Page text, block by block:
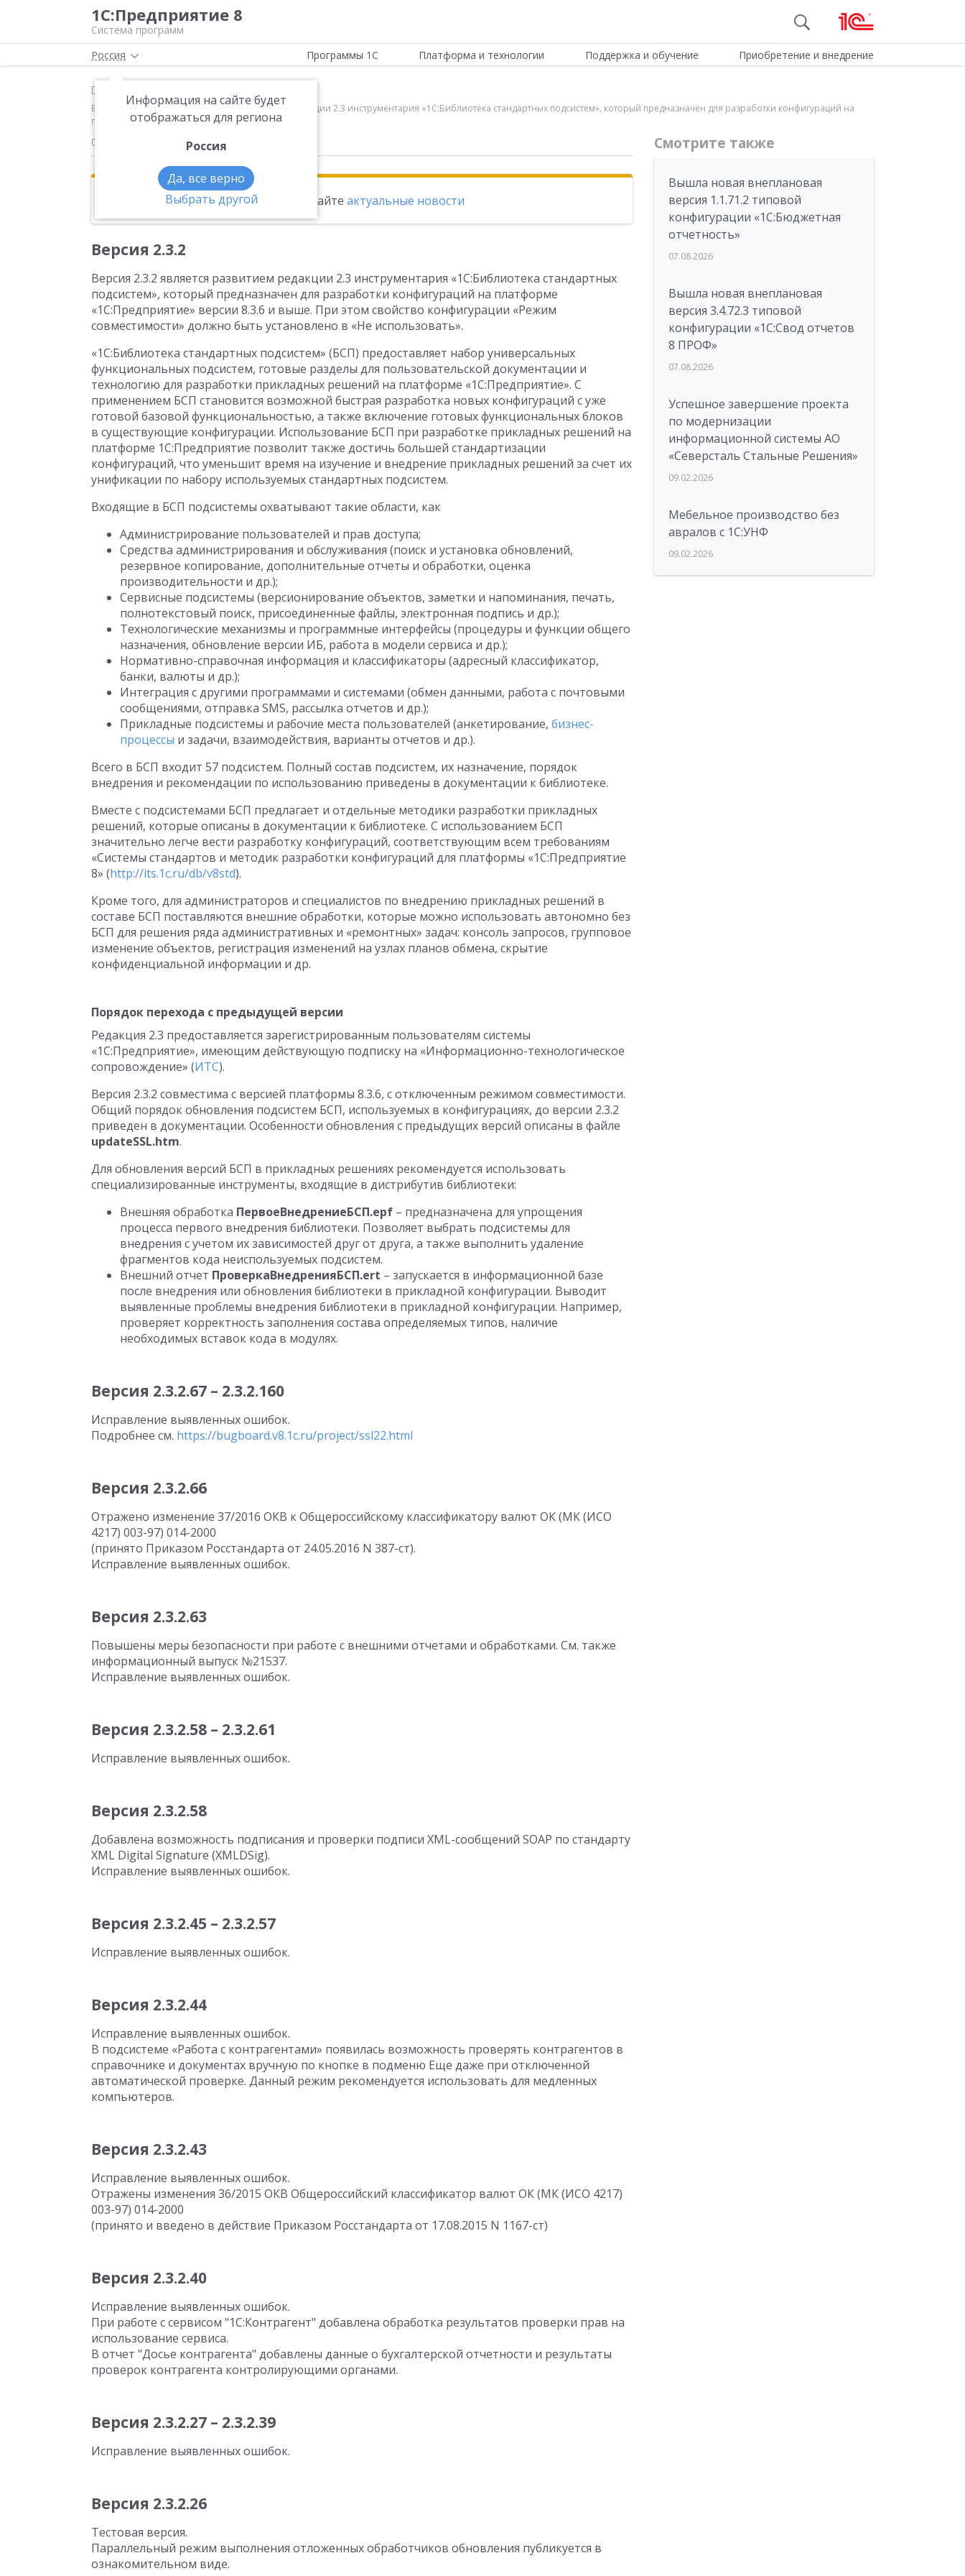
1С:Предприятие 8
Система программ
Россия
Информация на сайте будет
отображаться для региона
Россия
Да, все верно
Выбрать другой
Программы 1С Платформа и технологии Поддержка и обучение Приобретение и внедрение
Главная
Версия 2.3.2 Версия 2.3.2 является развитием редакции 2.3 инструментария «1С:Библиотека стандартных подсистем», который предназначен для разработки конфигураций на
платформе «1С:Предприятие» версии 8.3.6 и выше
02.02.2017
Эта новость находится в архиве. Читайте актуальные новости
Версия 2.3.2
Версия 2.3.2 является развитием редакции 2.3 инструментария «1С:Библиотека стандартных
подсистем», который предназначен для разработки конфигураций на платформе
«1С:Предприятие» версии 8.3.6 и выше. При этом свойство конфигурации «Режим
совместимости» должно быть установлено в «Не использовать».
«1С:Библиотека стандартных подсистем» (БСП) предоставляет набор универсальных
функциональных подсистем, готовые разделы для пользовательской документации и
технологию для разработки прикладных решений на платформе «1С:Предприятие». С
применением БСП становится возможной быстрая разработка новых конфигураций с уже
готовой базовой функциональностью, а также включение готовых функциональных блоков
в существующие конфигурации. Использование БСП при разработке прикладных решений на
платформе 1С:Предприятие позволит также достичь большей стандартизации
конфигураций, что уменьшит время на изучение и внедрение прикладных решений за счет их
унификации по набору используемых стандартных подсистем.
Входящие в БСП подсистемы охватывают такие области, как
Администрирование пользователей и прав доступа;
Средства администрирования и обслуживания (поиск и установка обновлений,
резервное копирование, дополнительные отчеты и обработки, оценка
производительности и др.);
Сервисные подсистемы (версионирование объектов, заметки и напоминания, печать,
полнотекстовый поиск, присоединенные файлы, электронная подпись и др.);
Технологические механизмы и программные интерфейсы (процедуры и функции общего
назначения, обновление версии ИБ, работа в модели сервиса и др.);
Нормативно-справочная информация и классификаторы (адресный классификатор,
банки, валюты и др.);
Интеграция с другими программами и системами (обмен данными, работа с почтовыми
сообщениями, отправка SMS, рассылка отчетов и др.);
Прикладные подсистемы и рабочие места пользователей (анкетирование, бизнес-
процессы и задачи, взаимодействия, варианты отчетов и др.).
Всего в БСП входит 57 подсистем. Полный состав подсистем, их назначение, порядок
внедрения и рекомендации по использованию приведены в документации к библиотеке.
Вместе с подсистемами БСП предлагает и отдельные методики разработки прикладных
решений, которые описаны в документации к библиотеке. С использованием БСП
значительно легче вести разработку конфигураций, соответствующим всем требованиям
«Системы стандартов и методик разработки конфигураций для платформы «1С:Предприятие
8» (http://its.1c.ru/db/v8std).
Кроме того, для администраторов и специалистов по внедрению прикладных решений в
составе БСП поставляются внешние обработки, которые можно использовать автономно без
БСП для решения ряда административных и «ремонтных» задач: консоль запросов, групповое
изменение объектов, регистрация изменений на узлах планов обмена, скрытие
конфиденциальной информации и др.
Порядок перехода с предыдущей версии
Редакция 2.3 предоставляется зарегистрированным пользователям системы
«1С:Предприятие», имеющим действующую подписку на «Информационно-технологическое
сопровождение» (ИТС).
Версия 2.3.2 совместима с версией платформы 8.3.6, с отключенным режимом совместимости.
Общий порядок обновления подсистем БСП, используемых в конфигурациях, до версии 2.3.2
приведен в документации. Особенности обновления с предыдущих версий описаны в файле
updateSSL.htm.
Для обновления версий БСП в прикладных решениях рекомендуется использовать
специализированные инструменты, входящие в дистрибутив библиотеки:
Внешняя обработка ПервоеВнедрениеБСП.epf – предназначена для упрощения
процесса первого внедрения библиотеки. Позволяет выбрать подсистемы для
внедрения с учетом их зависимостей друг от друга, а также выполнить удаление
фрагментов кода неиспользуемых подсистем.
Внешний отчет ПроверкаВнедренияБСП.ert – запускается в информационной базе
после внедрения или обновления библиотеки в прикладной конфигурации. Выводит
выявленные проблемы внедрения библиотеки в прикладной конфигурации. Например,
проверяет корректность заполнения состава определяемых типов, наличие
необходимых вставок кода в модулях.
Версия 2.3.2.67 – 2.3.2.160
Исправление выявленных ошибок.
Подробнее см. https://bugboard.v8.1c.ru/project/ssl22.html
Версия 2.3.2.66
Отражено изменение 37/2016 ОКВ к Общероссийскому классификатору валют ОК (МК (ИСО
4217) 003-97) 014-2000
(принято Приказом Росстандарта от 24.05.2016 N 387-ст).
Исправление выявленных ошибок.
Версия 2.3.2.63
Повышены меры безопасности при работе с внешними отчетами и обработками. См. также
информационный выпуск №21537.
Исправление выявленных ошибок.
Версия 2.3.2.58 – 2.3.2.61
Исправление выявленных ошибок.
Версия 2.3.2.58
Добавлена возможность подписания и проверки подписи XML-сообщений SOAP по стандарту
XML Digital Signature (XMLDSig).
Исправление выявленных ошибок.
Версия 2.3.2.45 – 2.3.2.57
Исправление выявленных ошибок.
Версия 2.3.2.44
Исправление выявленных ошибок.
В подсистеме «Работа с контрагентами» появилась возможность проверять контрагентов в
справочнике и документах вручную по кнопке в подменю Еще даже при отключенной
автоматической проверке. Данный режим рекомендуется использовать для медленных
компьютеров.
Версия 2.3.2.43
Исправление выявленных ошибок.
Отражены изменения 36/2015 ОКВ Общероссийский классификатор валют ОК (МК (ИСО 4217)
003-97) 014-2000
(принято и введено в действие Приказом Росстандарта от 17.08.2015 N 1167-ст)
Версия 2.3.2.40
Исправление выявленных ошибок.
При работе с сервисом "1С:Контрагент" добавлена обработка результатов проверки прав на
использование сервиса.
В отчет "Досье контрагента" добавлены данные о бухгалтерской отчетности и результаты
проверок контрагента контролирующими органами.
Версия 2.3.2.27 – 2.3.2.39
Исправление выявленных ошибок.
Версия 2.3.2.26
Тестовая версия.
Параллельный режим выполнения отложенных обработчиков обновления публикуется в
ознакомительном виде.
Смотрите также
Вышла новая внеплановая
версия 1.1.71.2 типовой
конфигурации «1C:Бюджетная
отчетность»
07.08.2026
Вышла новая внеплановая
версия 3.4.72.3 типовой
конфигурации «1C:Свод отчетов
8 ПРОФ»
07.08.2026
Успешное завершение проекта
по модернизации
информационной системы АО
«Северсталь Стальные Решения»
09.02.2026
Мебельное производство без
авралов с 1С:УНФ
09.02.2026